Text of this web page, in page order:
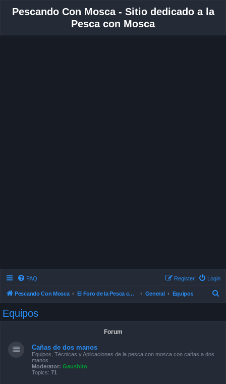
Pescando Con Mosca - Sitio dedicado a la
Pesca con Mosca
FAQ Login
Register
Pescando Con Mosca El Foro de la Pesca con Mosca en Chile General Equipos
Equipos
Forum
Cañas de dos manos
Equipos, Técnicas y Aplicaciones de la pesca con mosca con cañas a dos
manos.
Moderator: Gaushito
Topics: 71